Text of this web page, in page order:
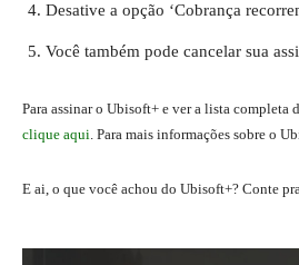
Desative a opção ‘Cobrança
Você também pode cancelar sua
Para assinar o Ubisoft+ e ver a lista completa
clique aqui. Para mais informações sobre o
E ai, o que você achou do Ubisoft+? Conte